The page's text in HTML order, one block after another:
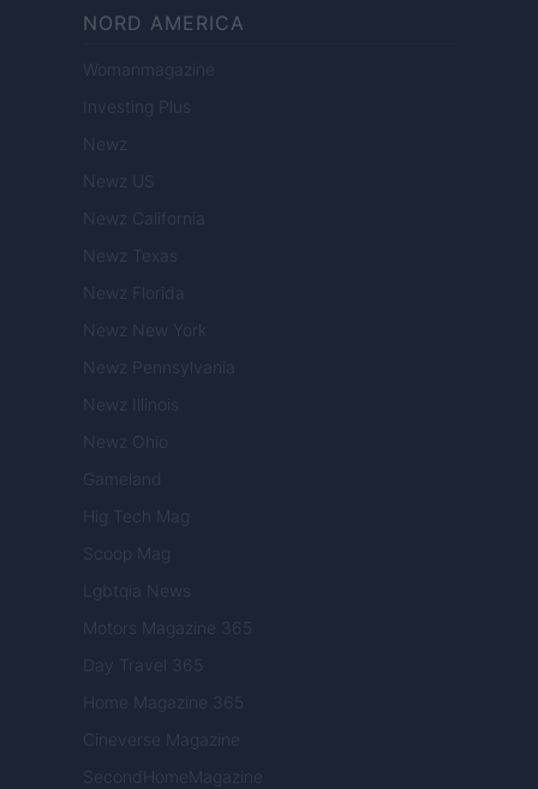
NORD AMERICA
Womanmagazine
Investing Plus
Newz
Newz US
Newz California
Newz Texas
Newz Florida
Newz New York
Newz Pennsylvania
Newz Illinois
Newz Ohio
Gameland
Hig Tech Mag
Scoop Mag
Lgbtqia News
Motors Magazine 365
Day Travel 365
Home Magazine 365
Cineverse Magazine
SecondHomeMagazine